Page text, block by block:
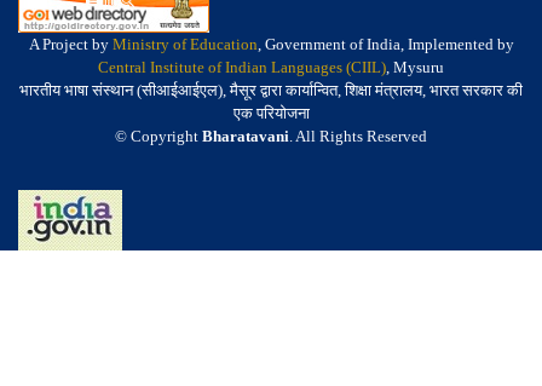
A Project by Ministry of Education, Government of India, Implemented by
Central Institute of Indian Languages (CIIL), Mysuru
भारतीय भाषा संस्थान (सीआईआईएल), मैसूर द्वारा कार्यान्वित, शिक्षा मंत्रालय, भारत सरकार की
एक परियोजना
© Copyright Bharatavani. All Rights Reserved